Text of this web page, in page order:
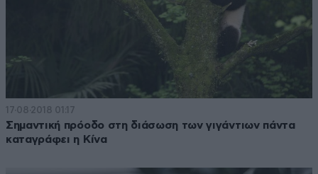
17·08·2018 01:17
Σημαντική πρόοδο στη διάσωση των γιγάντιων πάντα
καταγράφει η Κίνα